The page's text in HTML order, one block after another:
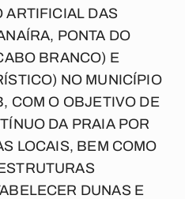
ARTIFICIAL DAS
PONTA DO
BRANCO) E
NO MUNICÍPIO
COM O OBJETIVO DE
DA PRAIA POR
LOCAIS, BEM COMO
DUNAS E